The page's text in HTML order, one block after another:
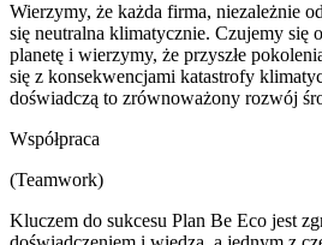
Wierzymy, że każda firma, niezależnie
się neutralna klimatycznie. Czujemy się
planetę i wierzymy, że przyszłe
się z konsekwencjami katastrofy
doświadczą to zrównoważony rozwój
Współpraca
(Teamwork)
Kluczem do sukcesu Plan Be Eco jest